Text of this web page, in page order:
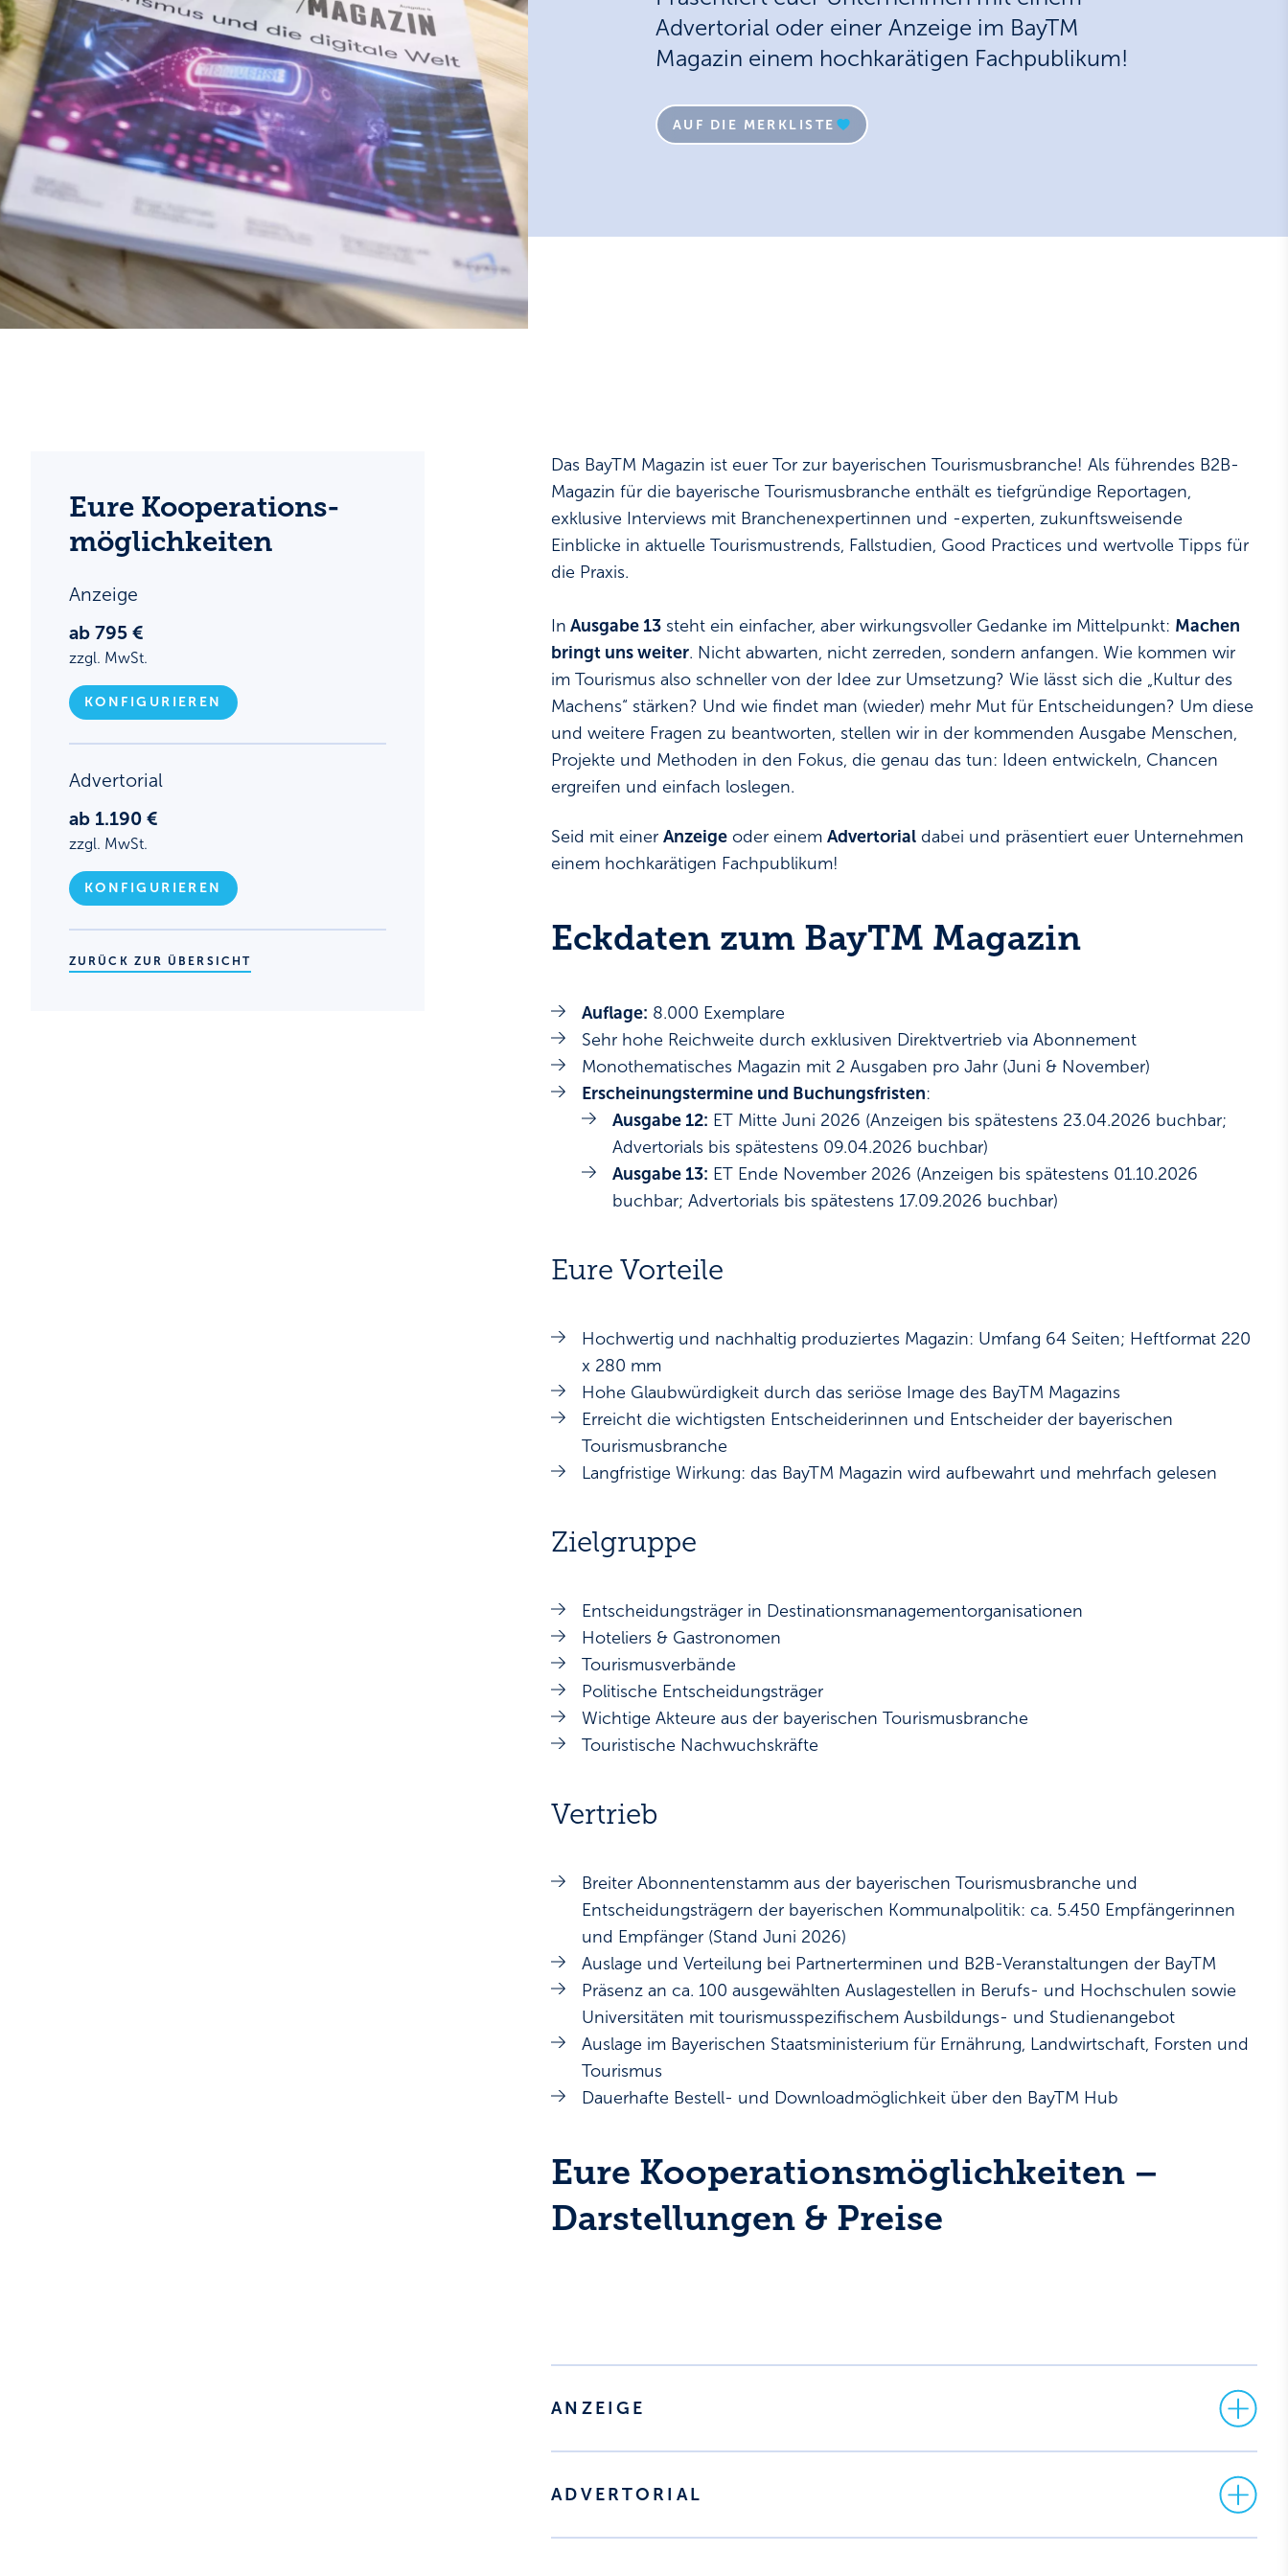
Advertorial oder einer Anzeige im BayTM
Magazin einem hochkarätigen Fachpublikum!
AUF DIE MERKLISTE
Eure Kooperations­
möglichkeiten
Anzeige
ab 795 €
zzgl. MwSt.
KONFIGURIEREN
Advertorial
ab 1.190 €
zzgl. MwSt.
KONFIGURIEREN
ZURÜCK ZUR ÜBERSICHT
Das BayTM Magazin ist euer Tor zur bayerischen Tourismusbranche! Als führendes B2B-
Magazin für die bayerische Tourismusbranche enthält es tiefgründige Reportagen,
exklusive Interviews mit Branchenexpertinnen und -experten, zukunftsweisende
Einblicke in aktuelle Tourismustrends, Fallstudien, Good Practices und wertvolle Tipps für
die Praxis.
In Ausgabe 13 steht ein einfacher, aber wirkungsvoller Gedanke im Mittelpunkt: Machen
bringt uns weiter. Nicht abwarten, nicht zerreden, sondern anfangen. Wie kommen wir
im Tourismus also schneller von der Idee zur Umsetzung? Wie lässt sich die „Kultur des
Machens“ stärken? Und wie findet man (wieder) mehr Mut für Entscheidungen? Um diese
und weitere Fragen zu beantworten, stellen wir in der kommenden Ausgabe Menschen,
Projekte und Methoden in den Fokus, die genau das tun: Ideen entwickeln, Chancen
ergreifen und einfach loslegen.
Seid mit einerAnzeige oder einemAdvertorial dabei und präsentiert euer Unternehmen
einem hochkarätigen Fachpublikum!
Eckdaten zum BayTM Magazin
Auflage: 8.000 Exemplare
Sehr hohe Reichweite durch exklusiven Direktvertrieb via Abonnement
Monothematisches Magazin mit 2 Ausgaben pro Jahr (Juni & November)
Erscheinungstermine und Buchungsfristen:
Ausgabe 12: ET Mitte Juni 2026 (Anzeigen bis spätestens 23.04.2026 buchbar;
Advertorials bis spätestens 09.04.2026 buchbar)
Ausgabe 13: ET Ende November 2026 (Anzeigen bis spätestens 01.10.2026
buchbar; Advertorials bis spätestens 17.09.2026 buchbar)
Eure Vorteile
Hochwertig und nachhaltig produziertes Magazin: Umfang 64 Seiten; Heftformat 220
x 280 mm
Hohe Glaubwürdigkeit durch das seriöse Image des BayTM Magazins
Erreicht die wichtigsten Entscheiderinnen und Entscheider der bayerischen
Tourismusbranche
Langfristige Wirkung: das BayTM Magazin wird aufbewahrt und mehrfach gelesen
Zielgruppe
Entscheidungsträger in Destinationsmanagementorganisationen
Hoteliers & Gastronomen
Tourismusverbände
Politische Entscheidungsträger
Wichtige Akteure aus der bayerischen Tourismusbranche
Touristische Nachwuchskräfte
Vertrieb
Breiter Abonnentenstamm aus der bayerischen Tourismusbranche und
Entscheidungsträgern der bayerischen Kommunalpolitik: ca. 5.450 Empfängerinnen
und Empfänger (Stand Juni 2026)
Auslage und Verteilung bei Partnerterminen und B2B-Veranstaltungen der BayTM
Präsenz an ca. 100 ausgewählten Auslagestellen in Berufs- und Hochschulen sowie
Universitäten mit tourismusspezifischem Ausbildungs- und Studienangebot
Auslage im Bayerischen Staatsministerium für Ernährung, Landwirtschaft, Forsten und
Tourismus
Dauerhafte Bestell- und Downloadmöglichkeit über den BayTM Hub
Eure Kooperationsmöglichkeiten –
Darstellungen & Preise
ANZEIGE
ADVERTORIAL